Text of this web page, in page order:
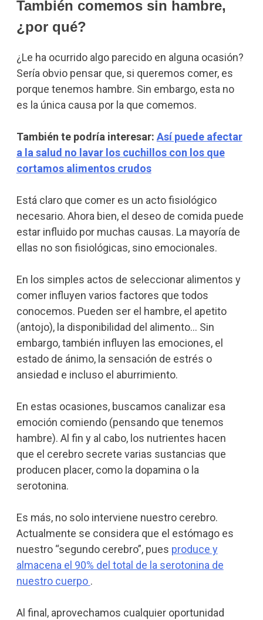
También comemos sin hambre,
¿por qué?
¿Le ha ocurrido algo parecido en alguna ocasión?
Sería obvio pensar que, si queremos comer, es
porque tenemos hambre. Sin embargo, esta no
es la única causa por la que comemos.
También te podría interesar: Así puede afectar
a la salud no lavar los cuchillos con los que
cortamos alimentos crudos
Está claro que comer es un acto fisiológico
necesario. Ahora bien, el deseo de comida puede
estar influido por muchas causas. La mayoría de
ellas no son fisiológicas, sino emocionales.
En los simples actos de seleccionar alimentos y
comer influyen varios factores que todos
conocemos. Pueden ser el hambre, el apetito
(antojo), la disponibilidad del alimento… Sin
embargo, también influyen las emociones, el
estado de ánimo, la sensación de estrés o
ansiedad e incluso el aburrimiento.
En estas ocasiones, buscamos canalizar esa
emoción comiendo (pensando que tenemos
hambre). Al fin y al cabo, los nutrientes hacen
que el cerebro secrete varias sustancias que
producen placer, como la dopamina o la
serotonina.
Es más, no solo interviene nuestro cerebro.
Actualmente se considera que el estómago es
nuestro “segundo cerebro”, pues produce y
almacena el 90% del total de la serotonina de
nuestro cuerpo .
Al final, aprovechamos cualquier oportunidad